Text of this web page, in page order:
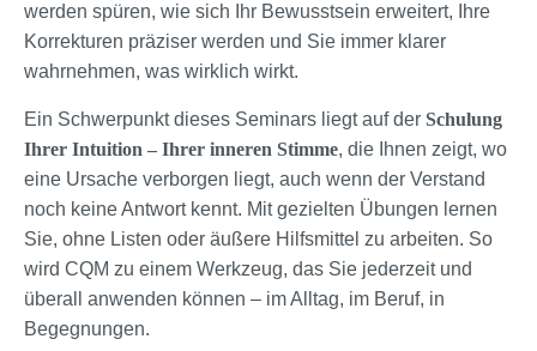
werden spüren, wie sich Ihr Bewusstsein erweitert, Ihre
Korrekturen präziser werden und Sie immer klarer
wahrnehmen, was wirklich wirkt.
Ein Schwerpunkt dieses Seminars liegt auf der Schulung
Ihrer Intuition – Ihrer inneren Stimme, die Ihnen zeigt, wo
eine Ursache verborgen liegt, auch wenn der Verstand
noch keine Antwort kennt. Mit gezielten Übungen lernen
Sie, ohne Listen oder äußere Hilfsmittel zu arbeiten. So
wird CQM zu einem Werkzeug, das Sie jederzeit und
überall anwenden können – im Alltag, im Beruf, in
Begegnungen.